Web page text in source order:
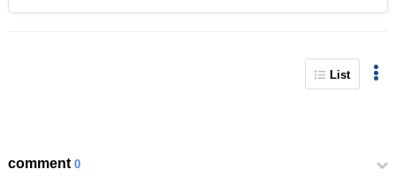
List
comment0